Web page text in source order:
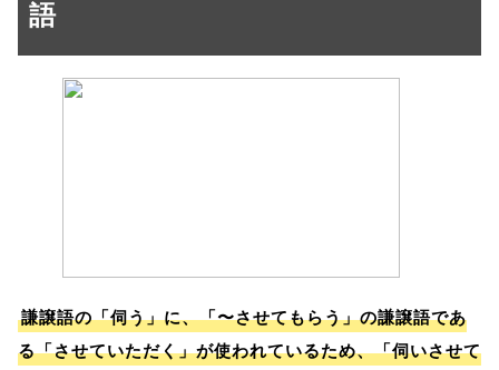
語
謙譲語の「伺う」に、「〜させてもらう」の謙譲語であ
る「させていただく」が使われているため、「伺いさせて